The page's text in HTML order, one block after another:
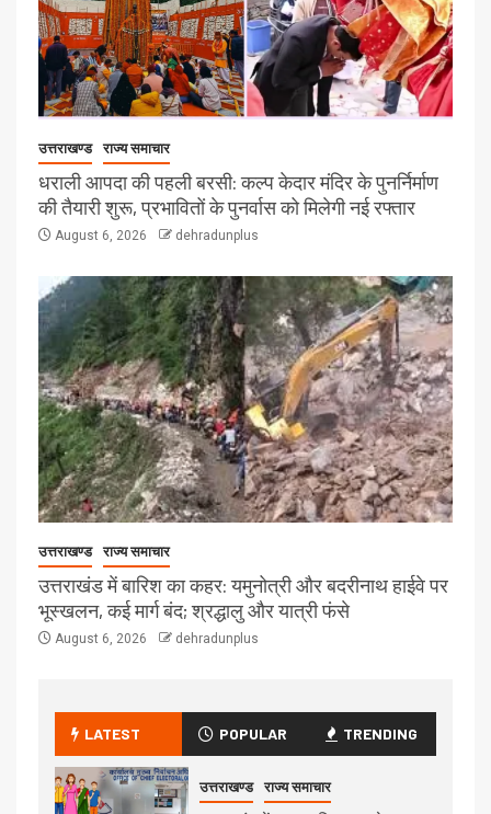
उत्तराखण्ड राज्य समाचार
धराली आपदा की पहली बरसी: कल्प केदार मंदिर के पुनर्निर्माण
की तैयारी शुरू, प्रभावितों के पुनर्वास को मिलेगी नई रफ्तार
August 6, 2026 dehradunplus
उत्तराखण्ड राज्य समाचार
उत्तराखंड में बारिश का कहर: यमुनोत्री और बदरीनाथ हाईवे पर
भूस्खलन, कई मार्ग बंद; श्रद्धालु और यात्री फंसे
August 6, 2026 dehradunplus
LATEST POPULAR TRENDING
उत्तराखण्ड राज्य समाचार